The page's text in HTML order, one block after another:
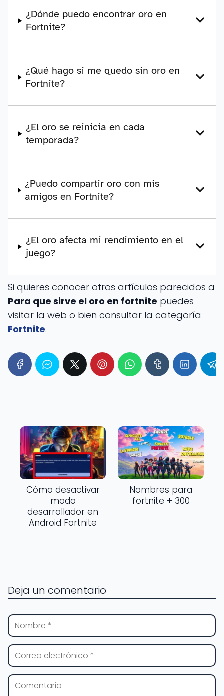
¿Dónde puedo encontrar oro en
Fortnite?
¿Qué hago si me quedo sin oro en
Fortnite?
¿El oro se reinicia en cada
temporada?
¿Puedo compartir oro con mis
amigos en Fortnite?
¿El oro afecta mi rendimiento en el
juego?
Si quieres conocer otros artículos parecidos a
Para que sirve el oro en fortnite​ puedes
visitar la web o bien consultar la categoría
Fortnite.
Cómo desactivar
modo
desarrollador en
Android Fortnite
Nombres para
fortnite + 300
Deja un comentario